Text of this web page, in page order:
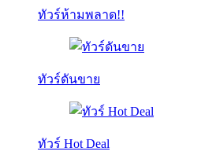
ทัวร์ห้ามพลาด!!
ทัวร์ดันขาย
ทัวร์ Hot Deal